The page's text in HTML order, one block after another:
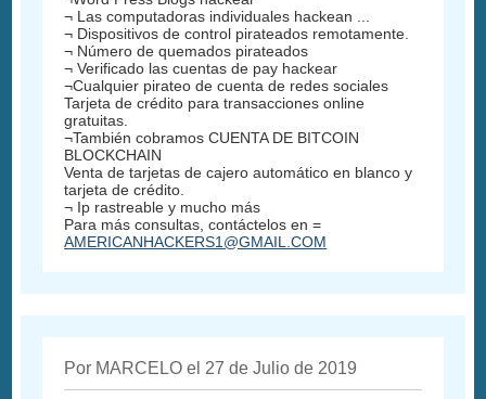
¬ Las computadoras individuales hackean ...
¬ Dispositivos de control pirateados remotamente.
¬ Número de quemados pirateados
¬ Verificado las cuentas de pay hackear
¬Cualquier pirateo de cuenta de redes sociales
Tarjeta de crédito para transacciones online
gratuitas.
¬También cobramos CUENTA DE BITCOIN
BLOCKCHAIN
Venta de tarjetas de cajero automático en blanco y
tarjeta de crédito.
¬ Ip rastreable y mucho más
Para más consultas, contáctelos en =
AMERICANHACKERS1@GMAIL.COM
Por MARCELO el 27 de Julio de 2019